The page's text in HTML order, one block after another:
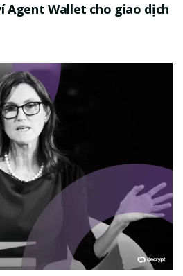
Agent Wallet cho giao dịch